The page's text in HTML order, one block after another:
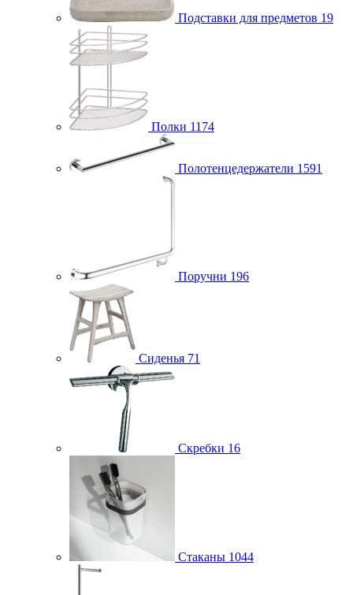
Подставки для предметов 19
Полки 1174
Полотенцедержатели 1591
Поручни 196
Сиденья 71
Скребки 16
Стаканы 1044